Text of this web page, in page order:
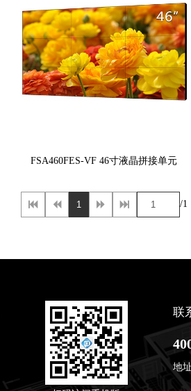
FSA460FES-VF 46寸液晶拼接单元
1 /1
联
地